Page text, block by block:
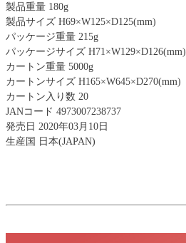
製品重量 180g
製品サイズ H69×W125×D125(mm)
パッケージ重量 215g
パッケージサイズ H71×W129×D126(mm)
カートン重量 5000g
カートンサイズ H165×W645×D270(mm)
カートン入り数 20
JANコード 4973007238737
発売日 2020年03月10日
生産国 日本(JAPAN)